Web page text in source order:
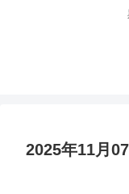
2025年11月